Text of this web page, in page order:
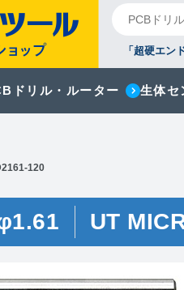
「超硬エン
ドリル・ルーター 生体セ
120
UT